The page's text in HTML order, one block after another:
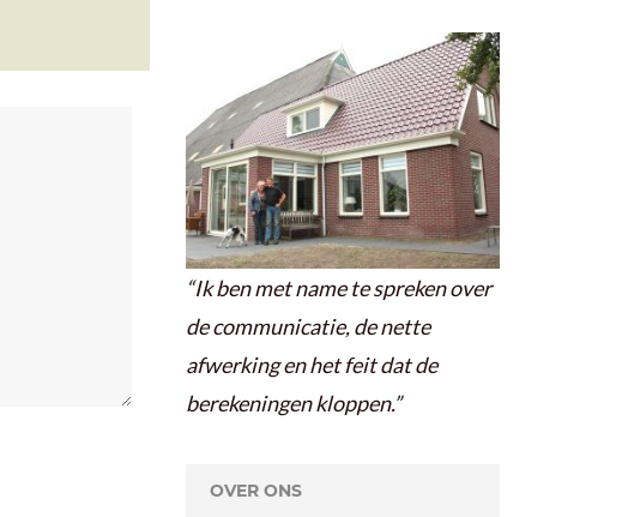
“Ik ben met name te spreken over
de communicatie, de nette
afwerking en het feit dat de
berekeningen kloppen.”
OVER ONS